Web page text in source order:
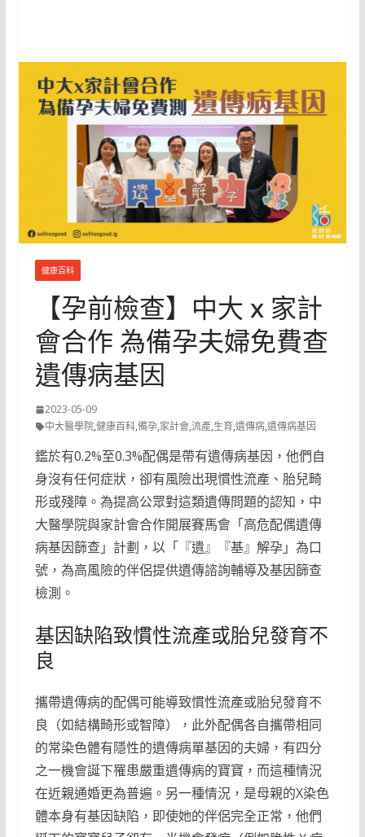
健康百科
【孕前檢查】中大 x 家計
會合作 為備孕夫婦免費查
遺傳病基因
2023-05-09
中大醫學院,健康百科,備孕,家計會,流產,生育,遺傳病,遺傳病基因
鑑於有0.2%至0.3%配偶是帶有遺傳病基因，他們自
身沒有任何症狀，卻有風險出現慣性流產、胎兒畸
形或殘障。為提高公眾對這類遺傳問題的認知，中
大醫學院與家計會合作開展賽馬會「高危配偶遺傳
病基因篩查」計劃，以「『遺』『基』解孕」為口
號，為高風險的伴侶提供遺傳諮詢輔導及基因篩查
檢測。
基因缺陷致慣性流產或胎兒發育不
良
攜帶遺傳病的配偶可能導致慣性流產或胎兒發育不
良（如結構畸形或智障），此外配偶各自攜帶相同
的常染色體有隱性的遺傳病單基因的夫婦，有四分
之一機會誕下罹患嚴重遺傳病的寶寶，而這種情況
在近親通婚更為普遍。另一種情況，是母親的X染色
體本身有基因缺陷，即使她的伴侶完全正常，他們